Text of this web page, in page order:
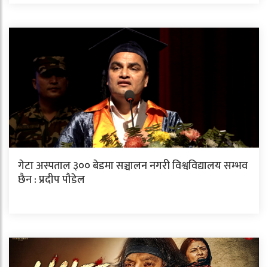
गेटा अस्पताल ३०० बेडमा सञ्चालन नगरी विश्वविद्यालय सम्भव
छैन : प्रदीप पौडेल